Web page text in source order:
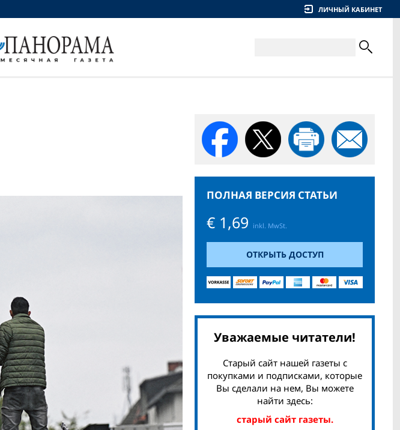
ПОЛНАЯ ВЕРСИЯ СТАТЬИ
€ 1,69 inkl. MwSt.
ОТКРЫТЬ ДОСТУП
Уважаемые читатели!
Старый сайт нашей газеты с
покупками и подписками, которые
Вы сделали на нем, Вы можете
найти здесь:
старый сайт газеты.
ЛИЧНЫЙ КАБИНЕТ